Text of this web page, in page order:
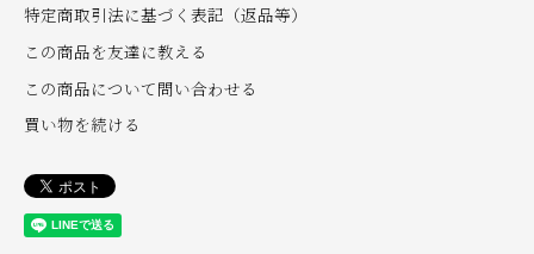
特定商取引法に基づく表記（返品等）
この商品を友達に教える
この商品について問い合わせる
買い物を続ける